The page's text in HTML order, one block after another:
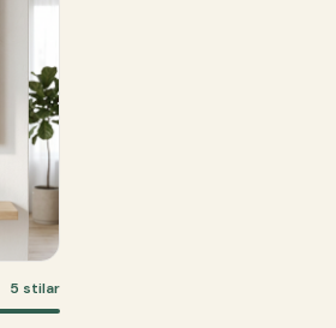
5 stilar